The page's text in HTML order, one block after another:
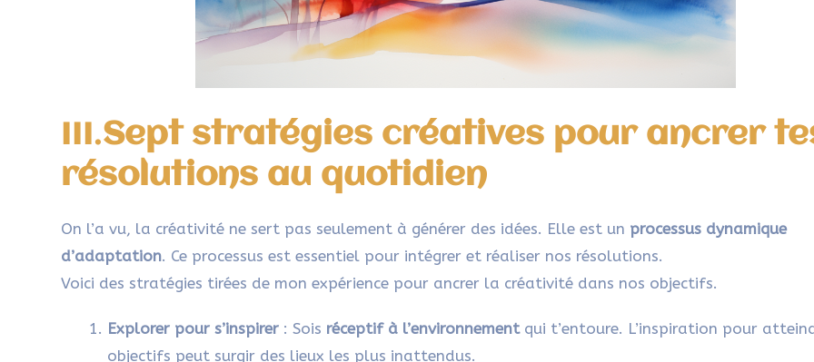
III.Sept stratégies créatives pour ancrer
résolutions au quotidien
On l’a vu, la créativité ne sert pas seulement à générer des idées. Elle est un processus dynamique
d’adaptation. Ce processus est essentiel pour intégrer et réaliser nos résolutions.
Voici des stratégies tirées de mon expérience pour ancrer la créativité dans nos objectifs.
Explorer pour s’inspirer : Sois réceptif à l’environnementqui t’entoure. L’inspiration pour
objectifs peut surgir des lieux les plus inattendus.